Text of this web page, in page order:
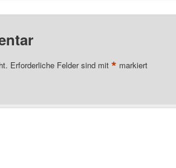
Erforderliche Felder sind mit * markiert